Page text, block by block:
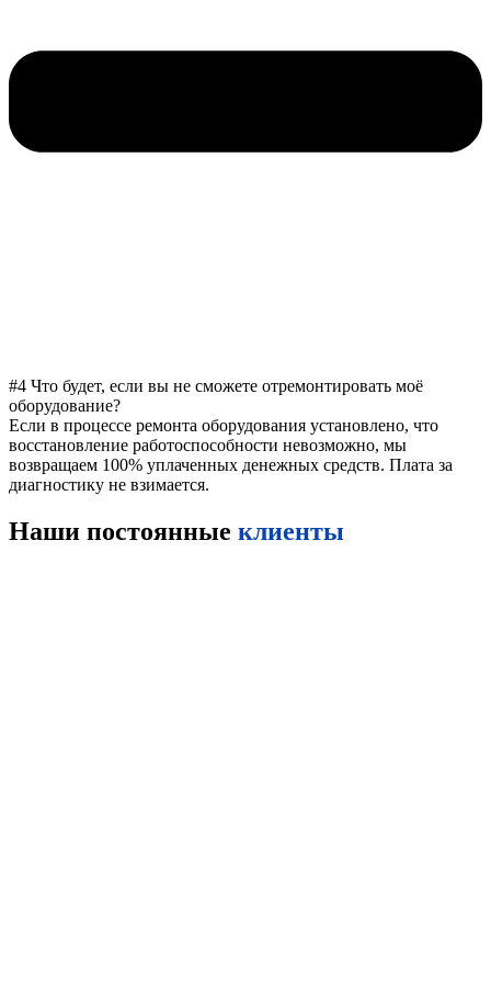
#4 Что будет, если вы не сможете отремонтировать моё
оборудование?
Если в процессе ремонта оборудования установлено, что
восстановление работоспособности невозможно, мы
возвращаем 100% уплаченных денежных средств. Плата за
диагностику не взимается.
Наши постоянные клиенты